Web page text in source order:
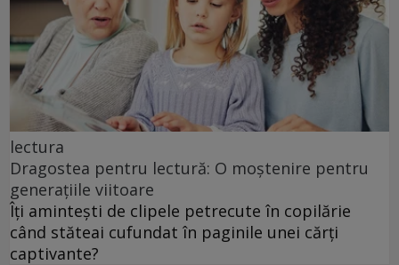
lectura
Dragostea pentru lectură: O moștenire pentru
generațiile viitoare
Îți amintești de clipele petrecute în copilărie
când stăteai cufundat în paginile unei cărți
captivante?